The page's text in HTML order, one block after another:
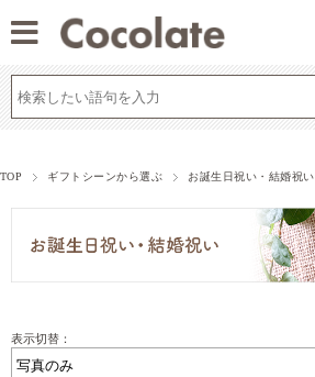
TOP ギフトシーンから選ぶ お誕生日祝い・結婚祝い
表示切替：